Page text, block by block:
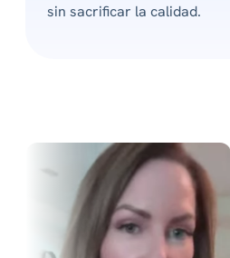
sin sacrificar la calidad.